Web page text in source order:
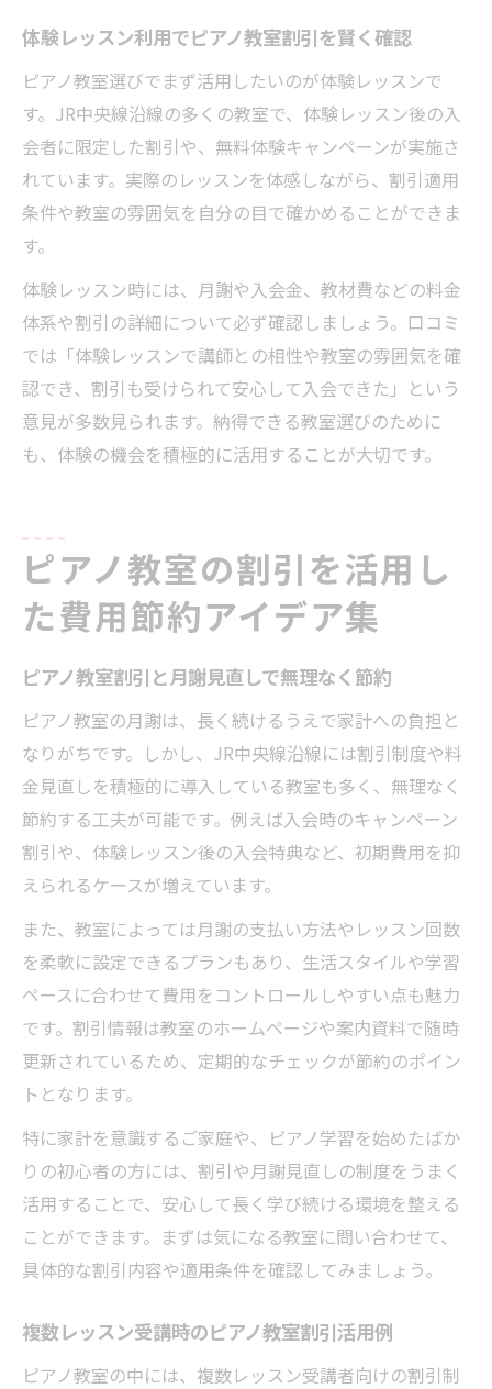
イス
体験レッスン利用でピアノ教室割引を賢く確認
ピアノ教室選びでまず活用したいのが体験レッスンで
す。JR中央線沿線の多くの教室で、体験レッスン後の入
会者に限定した割引や、無料体験キャンペーンが実施さ
れています。実際のレッスンを体感しながら、割引適用
条件や教室の雰囲気を自分の目で確かめることができま
す。
体験レッスン時には、月謝や入会金、教材費などの料金
体系や割引の詳細について必ず確認しましょう。口コミ
では「体験レッスンで講師との相性や教室の雰囲気を確
認でき、割引も受けられて安心して入会できた」という
意見が多数見られます。納得できる教室選びのために
も、体験の機会を積極的に活用することが大切です。
ピアノ教室の割引を活用し
た費用節約アイデア集
ピアノ教室割引と月謝見直しで無理なく節約
ピアノ教室の月謝は、長く続けるうえで家計への負担と
なりがちです。しかし、JR中央線沿線には割引制度や料
金見直しを積極的に導入している教室も多く、無理なく
節約する工夫が可能です。例えば入会時のキャンペーン
割引や、体験レッスン後の入会特典など、初期費用を抑
えられるケースが増えています。
また、教室によっては月謝の支払い方法やレッスン回数
を柔軟に設定できるプランもあり、生活スタイルや学習
ペースに合わせて費用をコントロールしやすい点も魅力
です。割引情報は教室のホームページや案内資料で随時
更新されているため、定期的なチェックが節約のポイン
トとなります。
特に家計を意識するご家庭や、ピアノ学習を始めたばか
りの初心者の方には、割引や月謝見直しの制度をうまく
活用することで、安心して長く学び続ける環境を整える
ことができます。まずは気になる教室に問い合わせて、
具体的な割引内容や適用条件を確認してみましょう。
複数レッスン受講時のピアノ教室割引活用例
ピアノ教室の中には、複数レッスン受講者向けの割引制